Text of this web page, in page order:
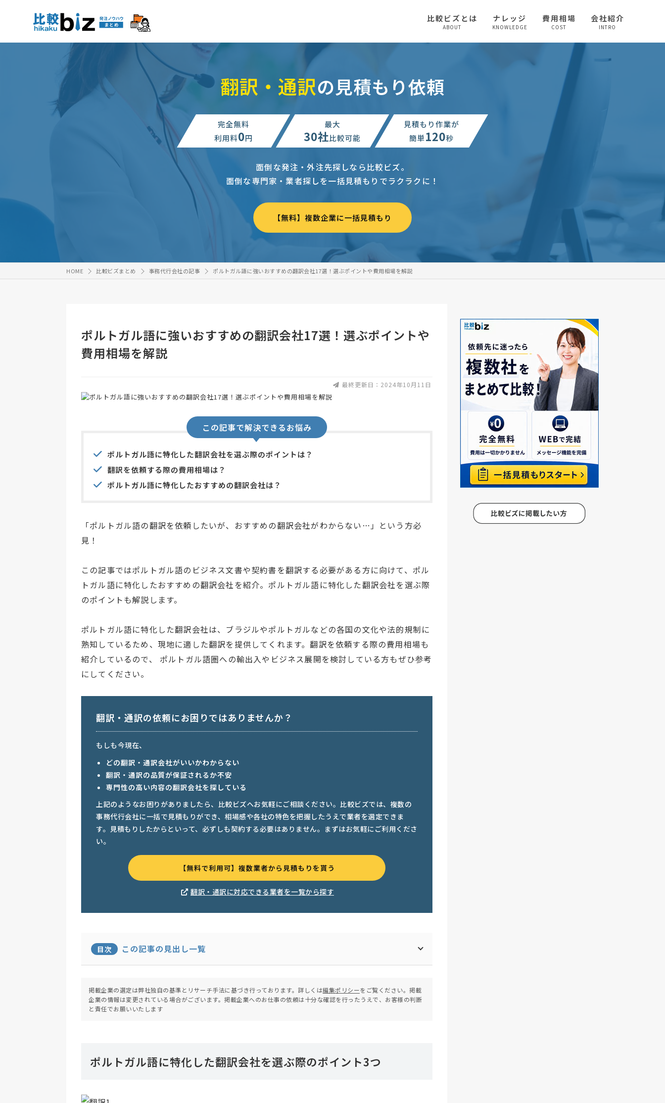
比較ビズとは
ABOUT
ナレッジ
KNOWLEDGE
費用相場
COST
会社紹介
INTRO
翻訳・通訳の見積もり依頼
完全無料
利用料0円
最大
30社比較可能
見積もり作業が
簡単120秒
面倒な発注・外注先探しなら比較ビズ。
面倒な専門家・業者探しを一括見積もりでラクラクに！
【無料】複数企業に一括見積もり
HOME 比較ビズまとめ 事務代行会社の記事 ポルトガル語に強いおすすめの翻訳会社17選！選ぶポイントや費用相場を解説
ポルトガル語に強いおすすめの翻訳会社17選！選ぶポイントや
費用相場を解説
最終更新日：2024年10月11日
この記事で解決できるお悩み
ポルトガル語に特化した翻訳会社を選ぶ際のポイントは？
翻訳を依頼する際の費用相場は？
ポルトガル語に特化したおすすめの翻訳会社は？
「ポルトガル語の翻訳を依頼したいが、おすすめの翻訳会社がわからない…」という方必
見！
この記事ではポルトガル語のビジネス文書や契約書を翻訳する必要がある方に向けて、ポル
トガル語に特化したおすすめの翻訳会社を紹介。ポルトガル語に特化した翻訳会社を選ぶ際
のポイントも解説します。
ポルトガル語に特化した翻訳会社は、ブラジルやポルトガルなどの各国の文化や法的規制に
熟知しているため、現地に適した翻訳を提供してくれます。翻訳を依頼する際の費用相場も
紹介しているので、 ポルトガル語圏への輸出入やビジネス展開を検討している方もぜひ参考
にしてください。
翻訳・通訳の依頼にお困りではありませんか？
もしも今現在、
どの翻訳・通訳会社がいいかわからない
翻訳・通訳の品質が保証されるか不安
専門性の高い内容の翻訳会社を探している
上記のようなお困りがありましたら、比較ビズへお気軽にご相談ください。比較ビズでは、複数の
事務代行会社に一括で見積もりができ、相場感や各社の特色を把握したうえで業者を選定できま
す。見積もりしたからといって、必ずしも契約する必要はありません。まずはお気軽にご利用くださ
い。
【無料で利用可】複数業者から見積もりを貰う
翻訳・通訳に対応できる業者を一覧から探す
目次 この記事の見出し一覧
掲載企業の選定は弊社独自の基準とリサーチ手法に基づき行っております。詳しくは編集ポリシーをご覧ください。掲載
企業の情報は変更されている場合がございます。掲載企業へのお仕事の依頼は十分な確認を行ったうえで、お客様の判断
と責任でお願いいたします
ポルトガル語に特化した翻訳会社を選ぶ際のポイント3つ